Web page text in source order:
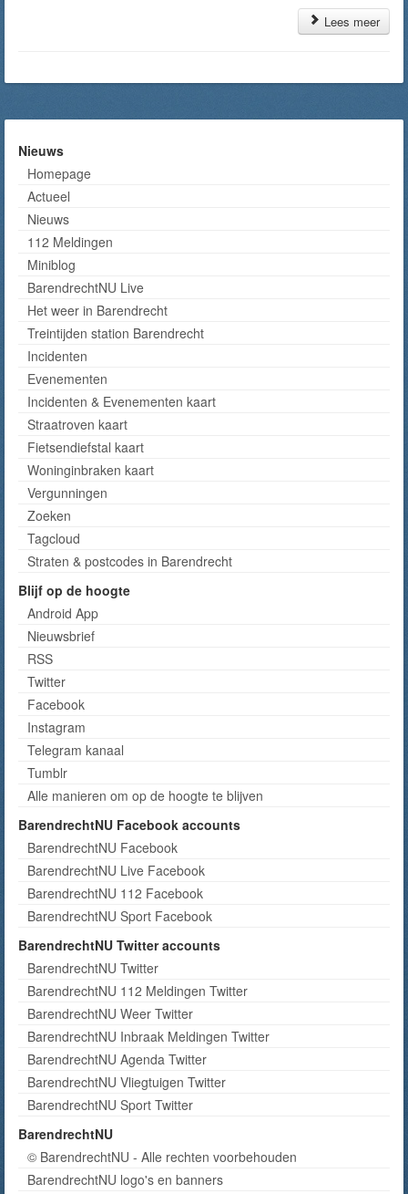
Lees meer
Nieuws
Homepage
Actueel
Nieuws
112 Meldingen
Miniblog
BarendrechtNU Live
Het weer in Barendrecht
Treintijden station Barendrecht
Incidenten
Evenementen
Incidenten & Evenementen kaart
Straatroven kaart
Fietsendiefstal kaart
Woninginbraken kaart
Vergunningen
Zoeken
Tagcloud
Straten & postcodes in Barendrecht
Blijf op de hoogte
Android App
Nieuwsbrief
RSS
Twitter
Facebook
Instagram
Telegram kanaal
Tumblr
Alle manieren om op de hoogte te blijven
BarendrechtNU Facebook accounts
BarendrechtNU Facebook
BarendrechtNU Live Facebook
BarendrechtNU 112 Facebook
BarendrechtNU Sport Facebook
BarendrechtNU Twitter accounts
BarendrechtNU Twitter
BarendrechtNU 112 Meldingen Twitter
BarendrechtNU Weer Twitter
BarendrechtNU Inbraak Meldingen Twitter
BarendrechtNU Agenda Twitter
BarendrechtNU Vliegtuigen Twitter
BarendrechtNU Sport Twitter
BarendrechtNU
© BarendrechtNU - Alle rechten voorbehouden
BarendrechtNU logo's en banners